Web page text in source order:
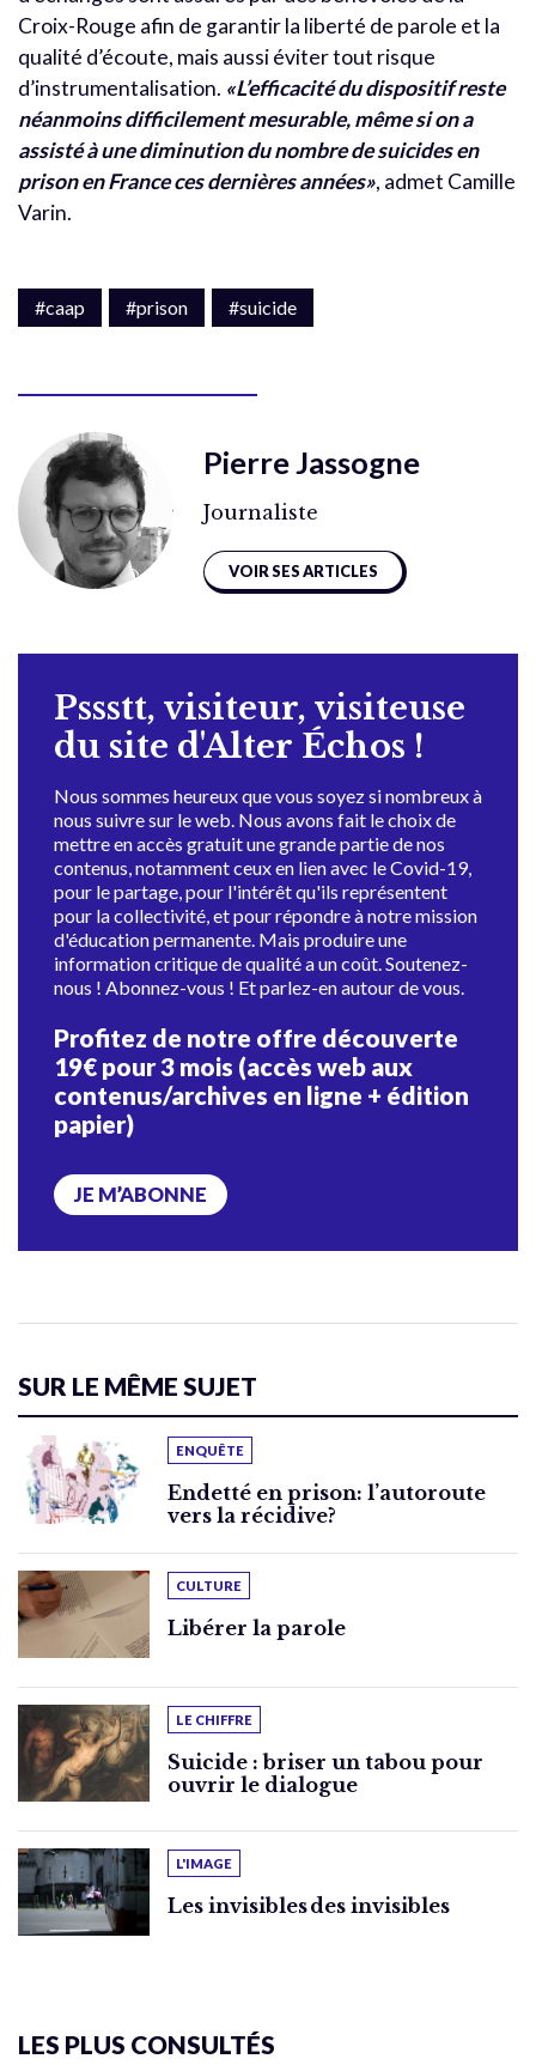
Croix-Rouge afin de garantir la liberté de parole et la
qualité d’écoute, mais aussi éviter tout risque
d’instrumentalisation. «L’efficacité du dispositif reste
néanmoins difficilement mesurable, même si on a
assisté à une diminution du nombre de suicides en
prison en France ces dernières années», admet Camille
Varin.
#caap #prison #suicide
Pierre Jassogne
Journaliste
VOIR SES ARTICLES
Pssstt, visiteur, visiteuse
du site d'Alter Échos !
Nous sommes heureux que vous soyez si nombreux à
nous suivre sur le web. Nous avons fait le choix de
mettre en accès gratuit une grande partie de nos
contenus, notamment ceux en lien avec le Covid-19,
pour le partage, pour l'intérêt qu'ils représentent
pour la collectivité, et pour répondre à notre mission
d'éducation permanente. Mais produire une
information critique de qualité a un coût. Soutenez-
nous ! Abonnez-vous ! Et parlez-en autour de vous.
Profitez de notre offre découverte
19€ pour 3 mois (accès web aux
contenus/archives en ligne + édition
papier)
JE M’ABONNE
SUR LE MÊME SUJET
ENQUÊTE
Endetté en prison: l’autoroute
vers la récidive?
CULTURE
Libérer la parole
LE CHIFFRE
Suicide : briser un tabou pour
ouvrir le dialogue
L'IMAGE
Les invisibles des invisibles
LES PLUS CONSULTÉS